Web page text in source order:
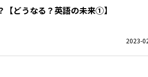
どうなる？英語の未来①】
2023-